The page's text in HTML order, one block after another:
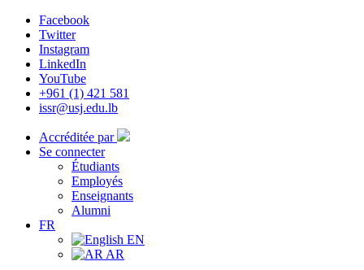
Facebook
Twitter
Instagram
LinkedIn
YouTube
+961 (1) 421 581
issr@usj.edu.lb
Accréditée par
Se connecter
Étudiants
Employés
Enseignants
Alumni
FR
EN
AR